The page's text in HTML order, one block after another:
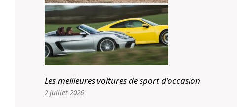
Les meilleures voitures de sport d’occasion
2 juillet 2026